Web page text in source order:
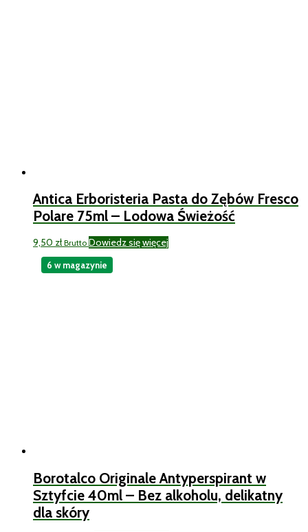
Antica Erboristeria Pasta do Zębów Fresco
Polare 75ml – Lodowa Świeżość
9,50 zł Brutto Dowiedz się więcej
Borotalco Originale Antyperspirant w
Sztyfcie 40ml – Bez alkoholu, delikatny
dla skóry
6 w magazynie